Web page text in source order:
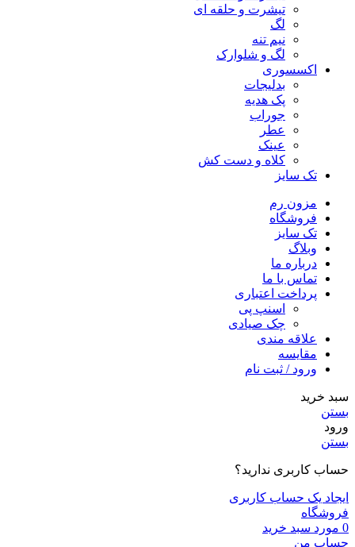
تیشرت و حلقه ای
لگ
نیم تنه
لگ و شلوارک
اکسسوری
بدلیجات
پک هدیه
جوراب
عطر
عینک
کلاه و دست کش
تک سایز
مزون رم
فروشگاه
تک سایز
وبلاگ
درباره ما
تماس با ما
پرداخت اعتباری
اسنپ پی
چک صیادی
علاقه مندی
مقايسه
ورود / ثبت نام
سبد خرید
بستن
ورود
بستن
حساب کاربری ندارید؟
ایجاد یک حساب کاربری
فروشگاه
0 مورد سبد خرید
حساب من